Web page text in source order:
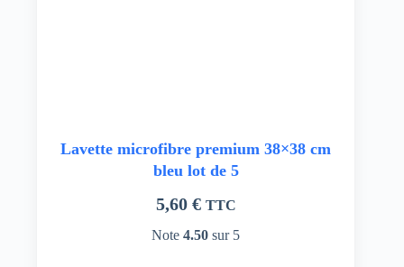
Lavette microfibre premium 38×38 cm
bleu lot de 5
5,60 € TTC
Note4.50 sur 5